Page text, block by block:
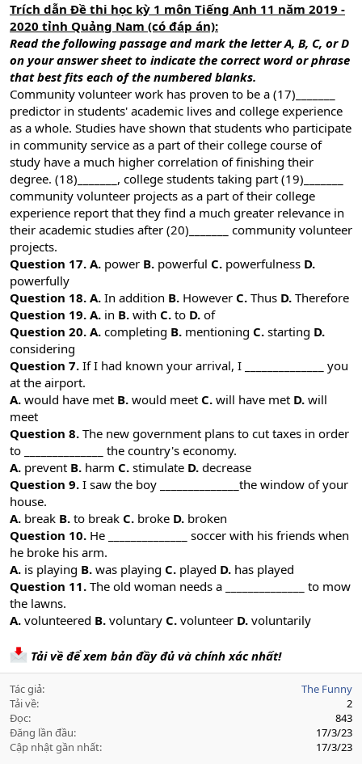
Trích dẫn Đề thi học kỳ 1 môn Tiếng Anh 11 năm 2019 -
2020 tỉnh Quảng Nam (có đáp án):
Read the following passage and mark the letter A, B, C, or D
on your answer sheet to indicate the correct word or phrase
that best fits each of the numbered blanks.
Community volunteer work has proven to be a (17)_______
predictor in students' academic lives and college experience
as a whole. Studies have shown that students who participate
in community service as a part of their college course of
study have a much higher correlation of finishing their
degree. (18)_______, college students taking part (19)_______
community volunteer projects as a part of their college
experience report that they find a much greater relevance in
their academic studies after (20)_______ community volunteer
projects.
Question 17. A. power B. powerful C. powerfulness D.
powerfully
Question 18. A. In addition B. However C. Thus D. Therefore
Question 19. A. in B. with C. to D. of
Question 20. A. completing B. mentioning C. starting D.
considering
Question 7. If I had known your arrival, I ______________ you
at the airport.
A. would have met B. would meet C. will have met D. will
meet
Question 8. The new government plans to cut taxes in order
to ______________ the country's economy.
A. prevent B. harm C. stimulate D. decrease
Question 9. I saw the boy ______________the window of your
house.
A. break B. to break C. broke D. broken
Question 10. He ______________ soccer with his friends when
he broke his arm.
A. is playing B. was playing C. played D. has played
Question 11. The old woman needs a ______________ to mow
the lawns.
A. volunteered B. voluntary C. volunteer D. voluntarily
Tải về để xem bản đầy đủ và chính xác nhất!
Tác giả
The Funny
Tải về
2
Đọc
843
Đăng lần đầu
17/3/23
Cập nhật gần nhất
17/3/23